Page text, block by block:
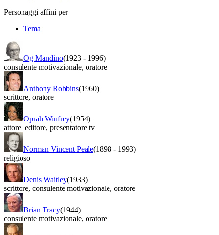
Personaggi affini per
Tema
Og Mandino(1923 - 1996)
consulente motivazionale, oratore
Anthony Robbins(1960)
scrittore, oratore
Oprah Winfrey(1954)
attore, editore, presentatore tv
Norman Vincent Peale(1898 - 1993)
religioso
Denis Waitley(1933)
scrittore, consulente motivazionale, oratore
Brian Tracy(1944)
consulente motivazionale, oratore